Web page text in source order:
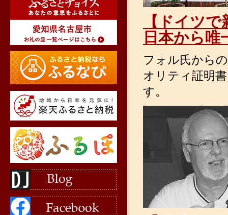
【ドイツ
日本から
フォル氏から
オリティ証明
す。